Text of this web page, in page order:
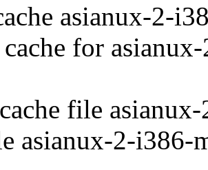
asianux-2-
for
file
asianux-2-i386-